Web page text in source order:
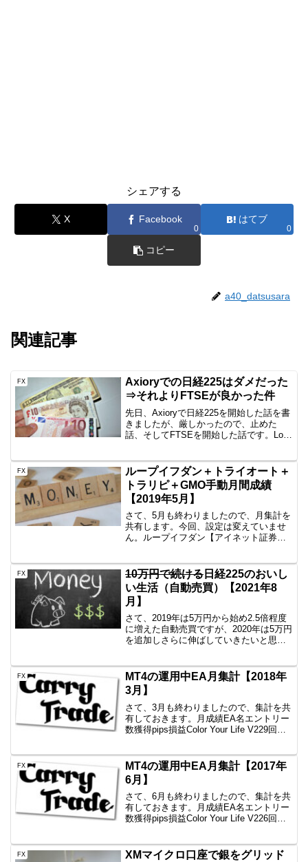
シェアする
X Facebook
0
はてブ
0
コピー
a40_datsusara
関連記事
FX
Axioryでの日経225はダメだった
⇒それよりFTSEが良かった件
先日、Axioryで日経225を開始した話を書
きましたが、厳しかったので、止めた
話、そしてFTSEを開始した話です。Lot
GMOと同じ条件なので、50万円とか100
万円で行...
FX
ループイフダン＋トライオート＋
トラリピ＋GMO手動月間成績
【2019年5月】
さて、5月も終わりましたので、月集計を
共有します。今回、設定は変えていませ
ん。ループイフダン【アイネット証券】
リピートが弱かったので、額が小さいで
すね。6月もよろ...
FX 10万円で続ける 日経225のおいし
い生活（自動売買）【2021年8
月】
さて、2019年は5万円から始め2.5倍程度
に増えた自動売買ですが、2020年は5万円
を追加しさらに伸ばしていきたいと思い
んかで日経225買えるわけないでしょ？
頭...
FX
MT4の運用中EA月集計【2018年
3月】
さて、3月も終わりましたので、集計を共
有しておきます。月成績EA名エントリー
数獲得pips損益Color Your Life V229回
FX
MT4の運用中EA月集計【2017年
6月】
さて、6月も終わりましたので、集計を共
有しておきます。月成績EA名エントリー
数獲得pips損益Color Your Life V226回
FX
XMマイクロ口座で銀をグリッド